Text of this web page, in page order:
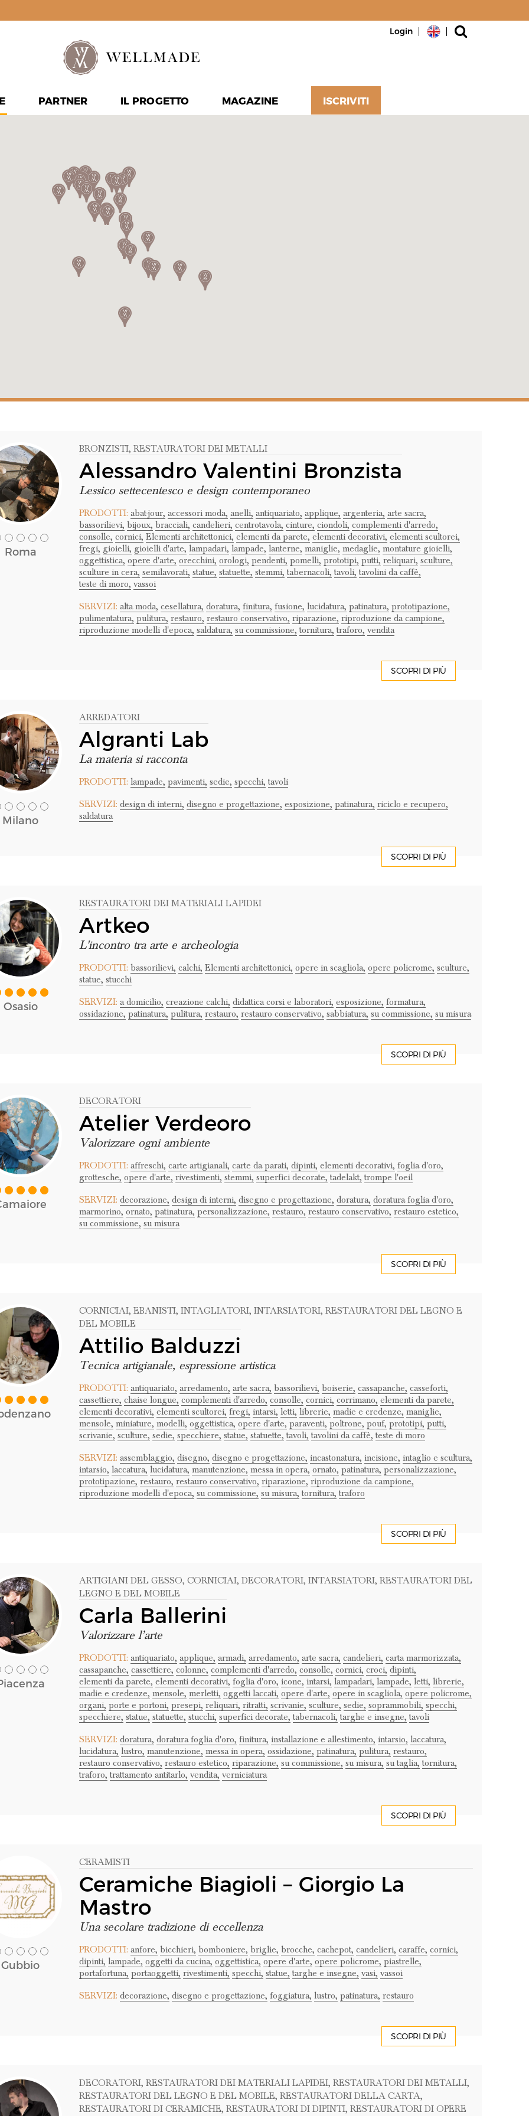
Login
PARTNER IL PROGETTO MAGAZINE ISCRIVITI
Roma
BRONZISTI, RESTAURATORI DEI METALLI
Alessandro Valentini Bronzista
Lessico settecentesco e design contemporaneo
PRODOTTI: abat-jour, accessori moda, anelli, antiquariato, applique, argenteria, arte sacra,
bassorilievi, bijoux, bracciali, candelieri, centrotavola, cinture, ciondoli, complementi d'arredo,
consolle, cornici, Elementi architettonici, elementi da parete, elementi decorativi, elementi scultorei,
fregi, gioielli, gioielli d'arte, lampadari, lampade, lanterne, maniglie, medaglie, montature gioielli,
oggettistica, opere d'arte, orecchini, orologi, pendenti, pomelli, prototipi, putti, reliquari, sculture,
sculture in cera, semilavorati, statue, statuette, stemmi, tabernacoli, tavoli, tavolini da caffè,
teste di moro, vassoi
SERVIZI: alta moda, cesellatura, doratura, finitura, fusione, lucidatura, patinatura, prototipazione,
pulimentatura, pulitura, restauro, restauro conservativo, riparazione, riproduzione da campione,
riproduzione modelli d'epoca, saldatura, su commissione, tornitura, traforo, vendita
SCOPRI DI PIÙ
Milano
ARREDATORI
Algranti Lab
La materia si racconta
PRODOTTI: lampade, pavimenti, sedie, specchi, tavoli
SERVIZI: design di interni, disegno e progettazione, esposizione, patinatura, riciclo e recupero,
saldatura
SCOPRI DI PIÙ
Osasio
RESTAURATORI DEI MATERIALI LAPIDEI
Artkeo
L'incontro tra arte e archeologia
PRODOTTI: bassorilievi, calchi, Elementi architettonici, opere in scagliola, opere policrome, sculture,
statue, stucchi
SERVIZI: a domicilio, creazione calchi, didattica corsi e laboratori, esposizione, formatura,
ossidazione, patinatura, pulitura, restauro, restauro conservativo, sabbiatura, su commissione, su misura
SCOPRI DI PIÙ
DECORATORI
Atelier Verdeoro
Valorizzare ogni ambiente
PRODOTTI: affreschi, carte artigianali, carte da parati, dipinti, elementi decorativi, foglia d'oro,
grottesche, opere d'arte, rivestimenti, stemmi, superfici decorate, tadelakt, trompe l'oeil
SERVIZI: decorazione, design di interni, disegno e progettazione, doratura, doratura foglia d'oro,
marmorino, ornato, patinatura, personalizzazione, restauro, restauro conservativo, restauro estetico,
su commissione, su misura
SCOPRI DI PIÙ
CORNICIAI, EBANISTI, INTAGLIATORI, INTARSIATORI, RESTAURATORI DEL LEGNO E
DEL MOBILE
Attilio Balduzzi
Tecnica artigianale, espressione artistica
PRODOTTI: antiquariato, arredamento, arte sacra, bassorilievi, boiserie, cassapanche, casseforti,
cassettiere, chaise longue, complementi d'arredo, consolle, cornici, corrimano, elementi da parete,
elementi decorativi, elementi scultorei, fregi, intarsi, letti, librerie, madie e credenze, maniglie,
mensole, miniature, modelli, oggettistica, opere d'arte, paraventi, poltrone, pouf, prototipi, putti,
scrivanie, sculture, sedie, specchiere, statue, statuette, tavoli, tavolini da caffè, teste di moro
SERVIZI: assemblaggio, disegno, disegno e progettazione, incastonatura, incisione, intaglio e scultura,
intarsio, laccatura, lucidatura, manutenzione, messa in opera, ornato, patinatura, personalizzazione,
prototipazione, restauro, restauro conservativo, riparazione, riproduzione da campione,
riproduzione modelli d'epoca, su commissione, su misura, tornitura, traforo
SCOPRI DI PIÙ
ARTIGIANI DEL GESSO, CORNICIAI, DECORATORI, INTARSIATORI, RESTAURATORI DEL
LEGNO E DEL MOBILE
Carla Ballerini
Valorizzare l’arte
PRODOTTI: antiquariato, applique, armadi, arredamento, arte sacra, candelieri, carta marmorizzata,
cassapanche, cassettiere, colonne, complementi d'arredo, consolle, cornici, croci, dipinti,
elementi da parete, elementi decorativi, foglia d'oro, icone, intarsi, lampadari, lampade, letti, librerie,
madie e credenze, mensole, merletti, oggetti laccati, opere d'arte, opere in scagliola, opere policrome,
organi, porte e portoni, presepi, reliquari, ritratti, scrivanie, sculture, sedie, soprammobili, specchi,
specchiere, statue, statuette, stucchi, superfici decorate, tabernacoli, targhe e insegne, tavoli
SERVIZI: doratura, doratura foglia d'oro, finitura, installazione e allestimento, intarsio, laccatura,
lucidatura, lustro, manutenzione, messa in opera, ossidazione, patinatura, pulitura, restauro,
restauro conservativo, restauro estetico, riparazione, su commissione, su misura, su taglia, tornitura,
traforo, trattamento antitarlo, vendita, verniciatura
SCOPRI DI PIÙ
Gubbio
CERAMISTI
Ceramiche Biagioli – Giorgio La
Mastro
Una secolare tradizione di eccellenza
PRODOTTI: anfore, bicchieri, bomboniere, briglie, brocche, cachepot, candelieri, caraffe, cornici,
dipinti, lampade, oggetti da cucina, oggettistica, opere d'arte, opere policrome, piastrelle,
portafortuna, portaoggetti, rivestimenti, specchi, statue, targhe e insegne, vasi, vassoi
SERVIZI: decorazione, disegno e progettazione, foggiatura, lustro, patinatura, restauro
SCOPRI DI PIÙ
DECORATORI, RESTAURATORI DEI MATERIALI LAPIDEI, RESTAURATORI DEI METALLI,
RESTAURATORI DEL LEGNO E DEL MOBILE, RESTAURATORI DELLA CARTA,
RESTAURATORI DI CERAMICHE, RESTAURATORI DI DIPINTI, RESTAURATORI DI OPERE